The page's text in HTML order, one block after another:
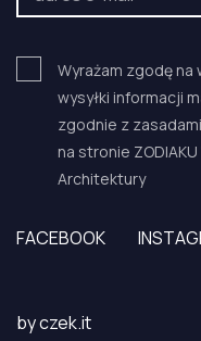
Wyrażam zgodę
wysyłki informacji
zgodnie z
na stronie
Architektury
FACEBOOK
byczek.it